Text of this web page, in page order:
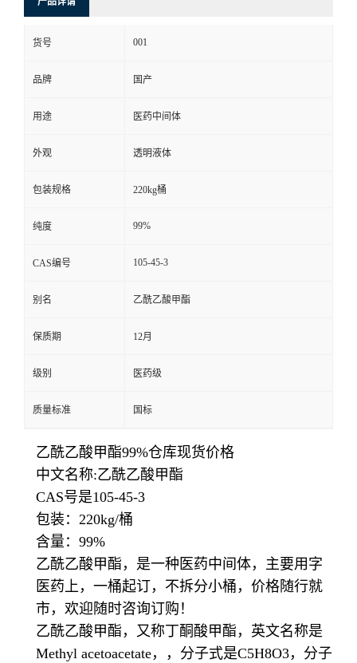
货号 001
品牌 国产
用途 医药中间体
外观 透明液体
包装规格 220kg桶
纯度 99%
CAS编号 105-45-3
别名 乙酰乙酸甲酯
保质期 12月
级别 医药级
质量标准 国标
乙酰乙酸甲酯99%仓库现货价格
中文名称:乙酰乙酸甲酯
CAS号是105-45-3
包装：220kg/桶
含量：99%
乙酰乙酸甲酯，是一种医药中间体，主要用字
医药上，一桶起订，不拆分小桶，价格随行就
市，欢迎随时咨询订购！
乙酰乙酸甲酯，又称丁酮酸甲酯，英文名称是
Methyl acetoacetate，
，分子式是C5H8O3，分子